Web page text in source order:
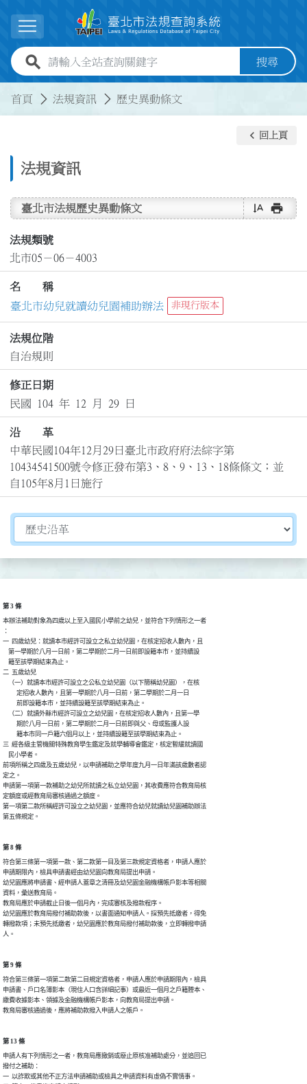
展開選單
全站查詢關鍵字欄位 搜尋
首頁 法規資訊 歷史異動條文
法規資訊
keyboard_arrow_left 回上頁
臺北市法規歷史異動條文 text_rotate_vertical print
法規類號
北市05－06－4003
名 稱
臺北市幼兒就讀幼兒園補助辦法
非現行版本
法規位階
自治規則
修正日期
民國 104 年 12 月 29 日
沿 革
中華民國104年12月29日臺北市政府府法綜字第
10434541500號令修正發布第3、8、9、13、18條條文；並
自105年8月1日施行
切換選擇法規資訊內容
第 3 條
本辦法補助對象為四歲以上至入國民小學前之幼兒，並符合下列情形之一者
：
一  四歲幼兒：就讀本市經許可設立之私立幼兒園，在核定招收人數內，且
    第一學期於八月一日前，第二學期於二月一日前即設籍本市，並持續設
    籍至該學期結束為止。
二  五歲幼兒
    （一）就讀本市經許可設立之公私立幼兒園（以下簡稱幼兒園），在核
          定招收人數內，且第一學期於八月一日前，第二學期於二月一日
          前即設籍本市，並持續設籍至該學期結束為止。
    （二）就讀外縣市經許可設立之幼兒園，在核定招收人數內，且第一學
          期於八月一日前，第二學期於二月一日前即與父、母或監護人設
          籍本市同一戶籍六個月以上，並持續設籍至該學期結束為止。
三  經各級主管機關特殊教育學生鑑定及就學輔導會鑑定，核定暫緩就讀國
    民小學者。
前項所稱之四歲及五歲幼兒，以申請補助之學年度九月一日年滿該歲數者認
定之。
申請第一項第一款補助之幼兒所就讀之私立幼兒園，其收費應符合教育局核
定額度或經教育局審核通過之額度。
第一項第二款所稱經許可設立之幼兒園，並應符合幼兒就讀幼兒園補助辦法
第五條規定。
第 8 條
符合第三條第一項第一款、第二款第一目及第三款規定資格者，申請人應於
申請期限內，檢具申請書經由幼兒園向教育局提出申請。
幼兒園應將申請書、經申請人蓋章之清冊及幼兒園金融機構帳戶影本等相關
資料，彙送教育局。
教育局應於申請截止日後一個月內，完成審核及撥款程序。
幼兒園應於教育局撥付補助款後，以書面通知申請人。採預先抵繳者，得免
轉撥款項；未預先抵繳者，幼兒園應於教育局撥付補助款後，立即轉撥申請
人。
第 9 條
符合第三條第一項第二款第二目規定資格者，申請人應於申請期限內，檢具
申請書、戶口名簿影本（現住人口含詳細記事）或最近一個月之戶籍謄本、
繳費收據影本、領據及金融機構帳戶影本，向教育局提出申請。
教育局審核通過後，應將補助款撥入申請人之帳戶。
第 13 條
申請人有下列情形之一者，教育局應撤銷或廢止原核准補助處分，並追回已
撥付之補助：
一  以詐欺或其他不正方法申請補助或檢具之申請資料有虛偽不實情事。